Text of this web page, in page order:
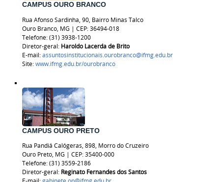
CAMPUS OURO BRANCO
Rua Afonso Sardinha, 90, Bairro Minas Talco
Ouro Branco, MG | CEP: 36494-018
Telefone:(31) 3938-1200
Diretor-geral: Haroldo Lacerda de Brito
E-mail:assuntosinstitucionais.ourobranco@ifmg.edu.br
Site:www.ifmg.edu.br/ourobranco
CAMPUS OURO PRETO
Rua Pandiá Calógeras, 898, Morro do Cruzeiro
Ouro Preto, MG | CEP: 35400-000
Telefone: (31) 3559-2186
Diretor-geral: Reginato Fernandes dos Santos